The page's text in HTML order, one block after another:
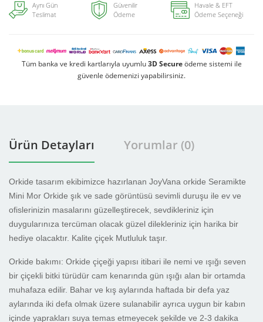
Aynı Gün
Teslimat
Güvenilir
Ödeme
Havale & EFT
Ödeme Seçeneği
Tüm banka ve kredi kartlarıyla uyumlu3D Secureödeme sistemi ile
güvenle ödemenizi yapabilirsiniz.
Ürün Detayları Yorumlar (0)
Orkide tasarım ekibimizce hazırlanan JoyVana orkide Seramikte
Mini Mor Orkide şık ve sade görüntüsü sevimli duruşu ile ev ve
ofislerinizin masalarını güzelleştirecek, sevdikleriniz için
duygularınıza tercüman olacak güzel dilekleriniz için harika bir
hediye olacaktır. Kalite çiçek Mutluluk taşır.
Orkide bakımı: Orkide çiçeği yapısı itibari ile nemi ve ışığı seven
bir çiçekli bitki türüdür cam kenarında gün ışığı alan bir ortamda
muhafaza edilir. Bahar ve kış aylarında haftada bir defa yaz
aylarında iki defa olmak üzere sulanabilir ayrıca uygun bir kabın
içinde yaprakları suya temas etmeyecek şekilde ve 2-3 dakika